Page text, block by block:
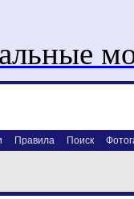
Правила Поиск